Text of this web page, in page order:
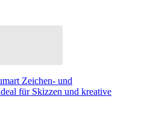
Zeichen- und
für Skizzen und kreative